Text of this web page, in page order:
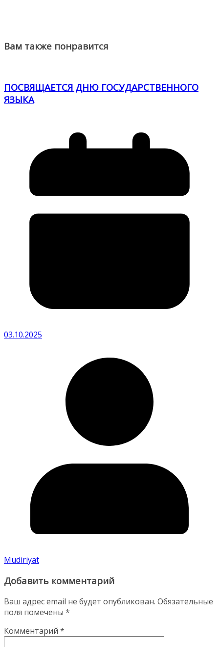
Вам также понравится
ПОСВЯЩАЕТСЯ ДНЮ ГОСУДАРСТВЕННОГО
ЯЗЫКА
03.10.2025
Mudiriyat
Добавить комментарий
Ваш адрес email не будет опубликован. Обязательные
поля помечены *
Комментарий *